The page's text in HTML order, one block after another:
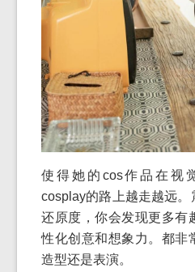
使得她的cos作品在视
cosplay的路上越走越远
还原度，你会发现更多有
性化创意和想象力。都非
造型还是表演。